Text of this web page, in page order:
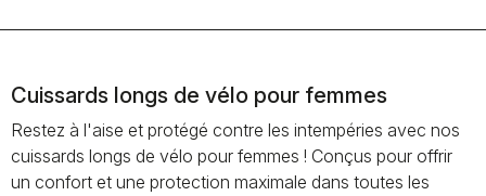
Cuissards longs de vélo pour femmes
Restez à l'aise et protégé contre les intempéries avec nos
cuissards longs de vélo pour femmes ! Conçus pour offrir
un confort et une protection maximale dans toutes les